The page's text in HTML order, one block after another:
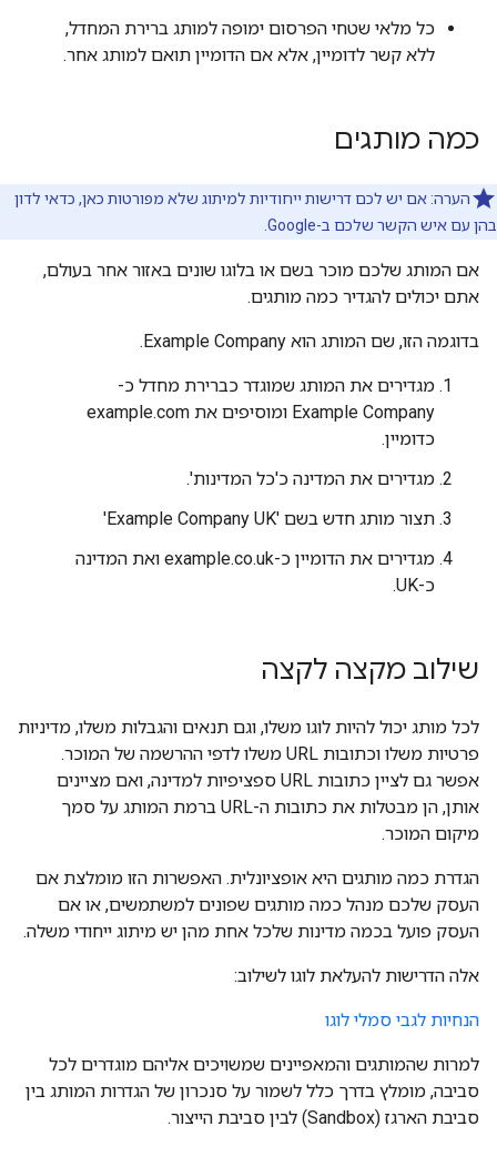
כל מלאי שטחי הפרסום ימופה למותג ברירת המחדל,
ללא קשר לדומיין, אלא אם הדומיין תואם למותג אחר.
כמה מותגים
הערה: אם יש לכם דרישות ייחודיות למיתוג שלא מפורטות כאן, כדאי לדון
בהן עם איש הקשר שלכם ב-Google.
אם המותג שלכם מוכר בשם או בלוגו שונים באזור אחר בעולם,
אתם יכולים להגדיר כמה מותגים.
בדוגמה הזו, שם המותג הוא Example Company.
מגדירים את המותג שמוגדר כברירת מחדל כ-
Example Company ומוסיפים את example.com
כדומיין.
מגדירים את המדינה כ'כל המדינות'.
תצור מותג חדש בשם 'Example Company UK'
מגדירים את הדומיין כ-example.co.uk ואת המדינה
כ-UK.
שילוב מקצה לקצה
לכל מותג יכול להיות לוגו משלו, וגם תנאים והגבלות משלו, מדיניות
פרטיות משלו וכתובות URL משלו לדפי ההרשמה של המוכר.
אפשר גם לציין כתובות URL ספציפיות למדינה, ואם מציינים
אותן, הן מבטלות את כתובות ה-URL ברמת המותג על סמך
מיקום המוכר.
הגדרת כמה מותגים היא אופציונלית. האפשרות הזו מומלצת אם
העסק שלכם מנהל כמה מותגים שפונים למשתמשים, או אם
העסק פועל בכמה מדינות שלכל אחת מהן יש מיתוג ייחודי משלה.
אלה הדרישות להעלאת לוגו לשילוב:
הנחיות לגבי סמלי לוגו
למרות שהמותגים והמאפיינים שמשויכים אליהם מוגדרים לכל
סביבה, מומלץ בדרך כלל לשמור על סנכרון של הגדרות המותג בין
סביבת הארגז (Sandbox) לבין סביבת הייצור.